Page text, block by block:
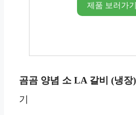
제품 보러가기
곰곰 양념 소 LA 갈비 (냉장)
기